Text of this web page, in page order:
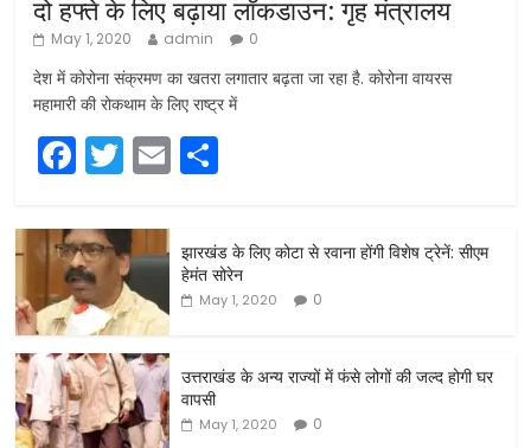
दो हफ्ते के लिए बढ़ाया लॉकडाउन: गृह मंत्रालय
May 1, 2020 admin 0
देश में कोरोना संक्रमण का खतरा लगातार बढ़ता जा रहा है. कोरोना वायरस
महामारी की रोकथाम के लिए राष्ट्र में
F
a
c
e
b
o
o
k
T
w
itt
er
E
m
ar
e
झारखंड के लिए कोटा से रवाना होंगी विशेष ट्रेनें: सीएम
हेमंत सोरेन
May 1, 2020 0
उत्तराखंड के अन्य राज्यों में फंसे लोगों की जल्द होगी घर
वापसी
May 1, 2020 0